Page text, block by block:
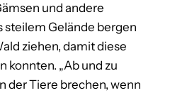
und andere
steilem Gelände bergen
ziehen, damit diese
konnten. „Ab und zu
der Tiere brechen, wenn